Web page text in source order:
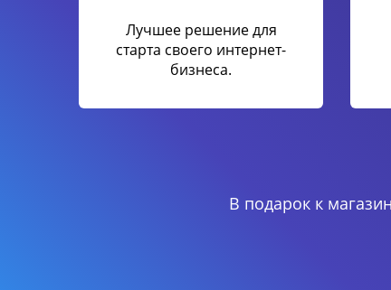
Лучшее решение для
старта своего интернет-
бизнеса.
В подарок к